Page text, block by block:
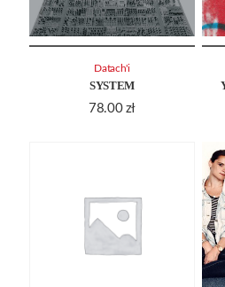
SYSTEM
78.00 zł
Datach'i